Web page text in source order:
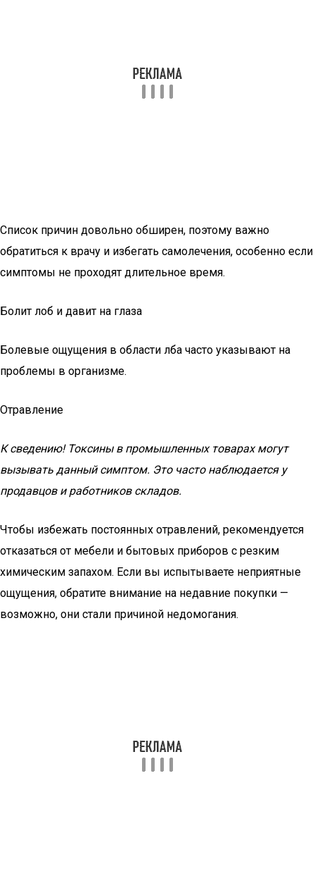
Список причин довольно обширен, поэтому важно
обратиться к врачу и избегать самолечения, особенно если
симптомы не проходят длительное время.
Болит лоб и давит на глаза
Болевые ощущения в области лба часто указывают на
проблемы в организме.
Отравление
К сведению! Токсины в промышленных товарах могут
вызывать данный симптом. Это часто наблюдается у
продавцов и работников складов.
Чтобы избежать постоянных отравлений, рекомендуется
отказаться от мебели и бытовых приборов с резким
химическим запахом. Если вы испытываете неприятные
ощущения, обратите внимание на недавние покупки —
возможно, они стали причиной недомогания.